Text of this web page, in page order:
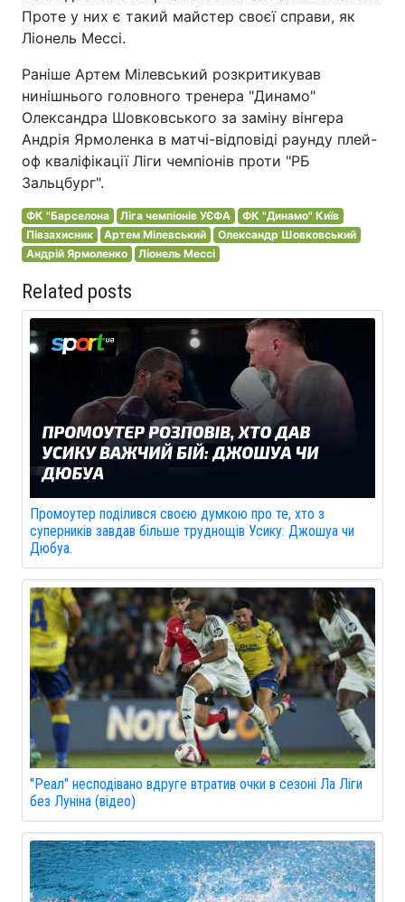
Проте у них є такий майстер своєї справи, як
Ліонель Мессі.
Раніше Артем Мілевський розкритикував
нинішнього головного тренера "Динамо"
Олександра Шовковського за заміну вінгера
Андрія Ярмоленка в матчі-відповіді раунду плей-
оф кваліфікації Ліги чемпіонів проти "РБ
Зальцбург".
ФК "Барселона Ліга чемпіонів УЄФА
ФК "Динамо" Київ
Півзахисник
Артем Мілевський
Олександр Шовковський
Андрій Ярмоленко
Ліонель Мессі
Related posts
Промоутер поділився своєю думкою про те, хто з
суперників завдав більше труднощів Усику: Джошуа чи
Дюбуа.
"Реал" несподівано вдруге втратив очки в сезоні Ла Ліги
без Луніна (відео)